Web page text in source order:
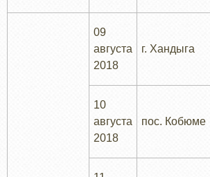
09
августа
2018
г. Хандыга
10
августа
2018
пос. Кобюме